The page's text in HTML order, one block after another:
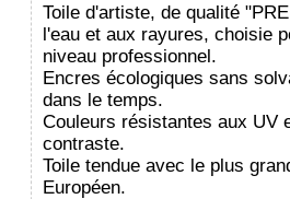
Toile d'artiste, de qualité
l'eau et aux rayures, choisie
niveau professionnel.
Encres écologiques sans
dans le temps.
Couleurs résistantes aux UV
contraste.
Toile tendue avec le plus
Européen.